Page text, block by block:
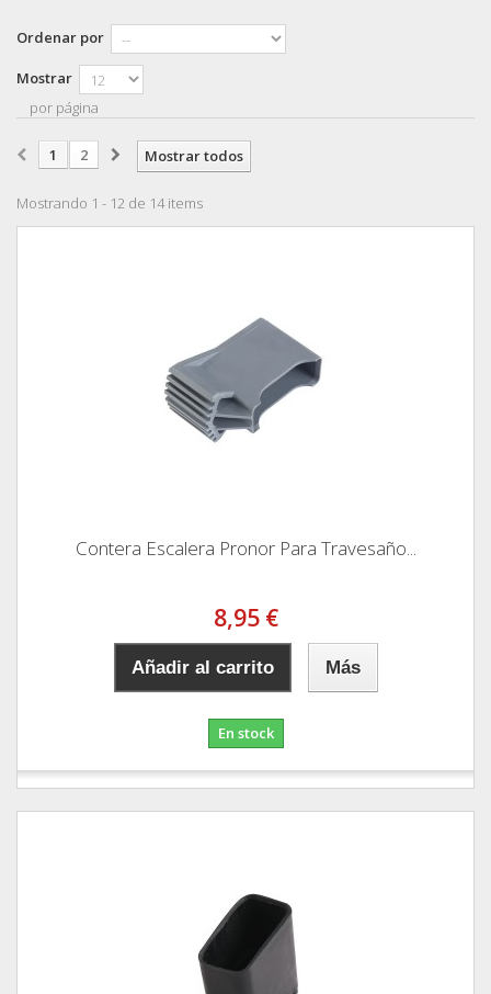
Ordenar por
Mostrar
por página
Mostrar todos
1 2
Mostrando 1 - 12 de 14 items
Contera Escalera Pronor Para Travesaño...
8,95 €
Añadir al carrito Más
En stock